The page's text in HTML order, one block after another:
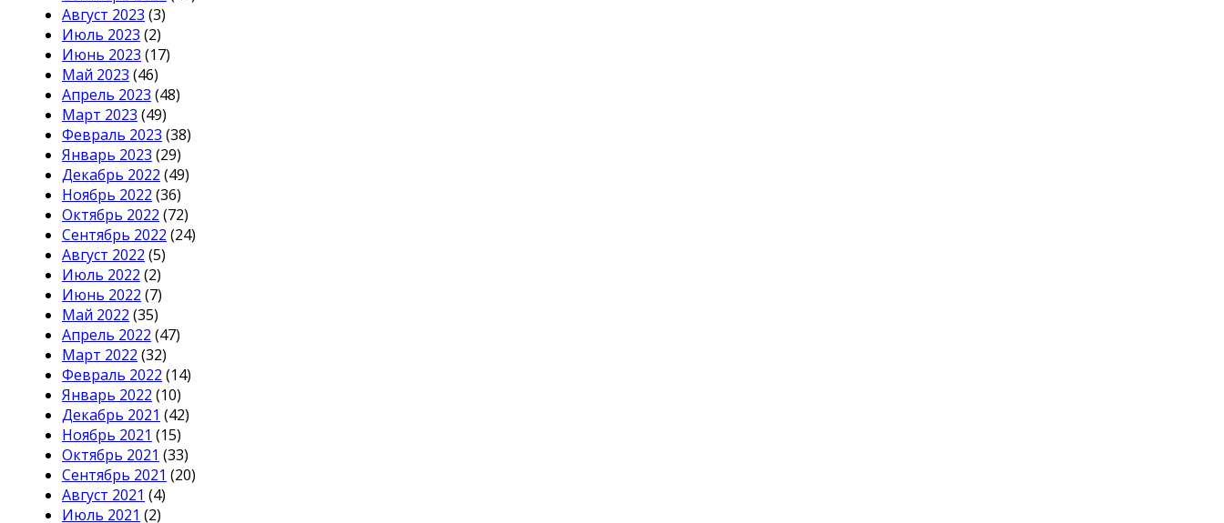
Август 2023 (3)
Июль 2023 (2)
Июнь 2023 (17)
Май 2023 (46)
Апрель 2023 (48)
Март 2023 (49)
Февраль 2023 (38)
Январь 2023 (29)
Декабрь 2022 (49)
Ноябрь 2022 (36)
Октябрь 2022 (72)
Сентябрь 2022 (24)
Август 2022 (5)
Июль 2022 (2)
Июнь 2022 (7)
Май 2022 (35)
Апрель 2022 (47)
Март 2022 (32)
Февраль 2022 (14)
Январь 2022 (10)
Декабрь 2021 (42)
Ноябрь 2021 (15)
Октябрь 2021 (33)
Сентябрь 2021 (20)
Август 2021 (4)
Июль 2021 (2)